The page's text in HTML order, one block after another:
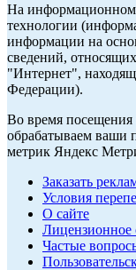
На информационном
технологии
информации на
сведений,
"Интернет",
Федерации).
Во время посещения
обрабатываем ваши
метрик Яндекс
Заказать
Условия
О сайте
Лицензионное
Частые